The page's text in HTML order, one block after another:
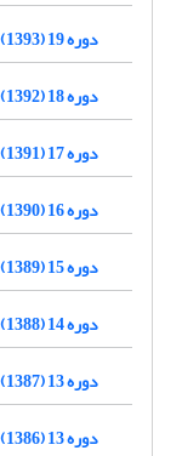
دوره 19 (1393)
دوره 18 (1392)
دوره 17 (1391)
دوره 16 (1390)
دوره 15 (1389)
دوره 14 (1388)
دوره 13 (1387)
دوره 13 (1386)